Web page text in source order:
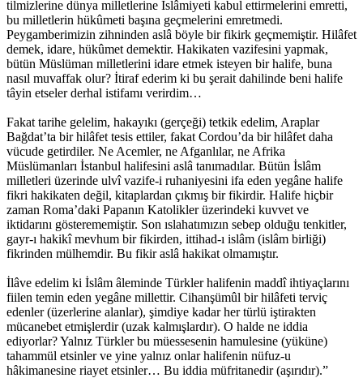
tilmizlerine dünya milletlerine İslâmiyeti kabul ettirmelerini emretti,
bu milletlerin hükûmeti başına geçmelerini emretmedi.
Peygamberimizin zihninden aslâ böyle bir fikirk geçmemiştir. Hilâfet
demek, idare, hükûmet demektir. Hakikaten vazifesini yapmak,
bütün Müslüman milletlerini idare etmek isteyen bir halife, buna
nasıl muvaffak olur? İtiraf ederim ki bu şerait dahilinde beni halife
tâyin etseler derhal istifamı verirdim…
Fakat tarihe gelelim, hakayıkı (gerçeği) tetkik edelim, Araplar
Bağdat’ta bir hilâfet tesis ettiler, fakat Cordou’da bir hilâfet daha
vücude getirdiler. Ne Acemler, ne Afganlılar, ne Afrika
Müslümanları İstanbul halifesini aslâ tanımadılar. Bütün İslâm
milletleri üzerinde ulvî vazife-i ruhaniyesini ifa eden yegâne halife
fikri hakikaten değil, kitaplardan çıkmış bir fikirdir. Halife hiçbir
zaman Roma’daki Papanın Katolikler üzerindeki kuvvet ve
iktidarını gösterememiştir. Son ıslahatımızın sebep olduğu tenkitler,
gayr-ı hakikî mevhum bir fikirden, ittihad-ı islâm (islâm birliği)
fikrinden mülhemdir. Bu fikir aslâ hakikat olmamıştır.
İlâve edelim ki İslâm âleminde Türkler halifenin maddî ihtiyaçlarını
fiilen temin eden yegâne millettir. Cihanşümûl bir hilâfeti terviç
edenler (üzerlerine alanlar), şimdiye kadar her türlü iştirakten
mücanebet etmişlerdir (uzak kalmışlardır). O halde ne iddia
ediyorlar? Yalnız Türkler bu müessesenin hamulesine (yüküne)
tahammül etsinler ve yine yalnız onlar halifenin nüfuz-u
hâkimanesine riayet etsinler… Bu iddia müfritanedir (aşırıdır).”